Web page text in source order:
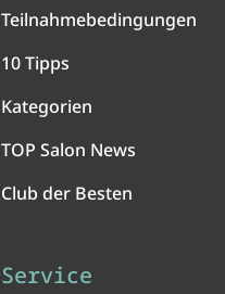
Teilnahmebedingungen
10 Tipps
Kategorien
TOP Salon News
Club der Besten
Service